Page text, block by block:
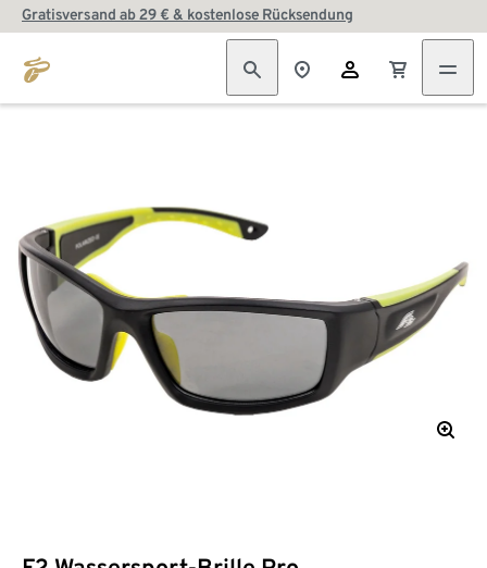
Gratisversand ab 29 € & kostenlose Rücksendung